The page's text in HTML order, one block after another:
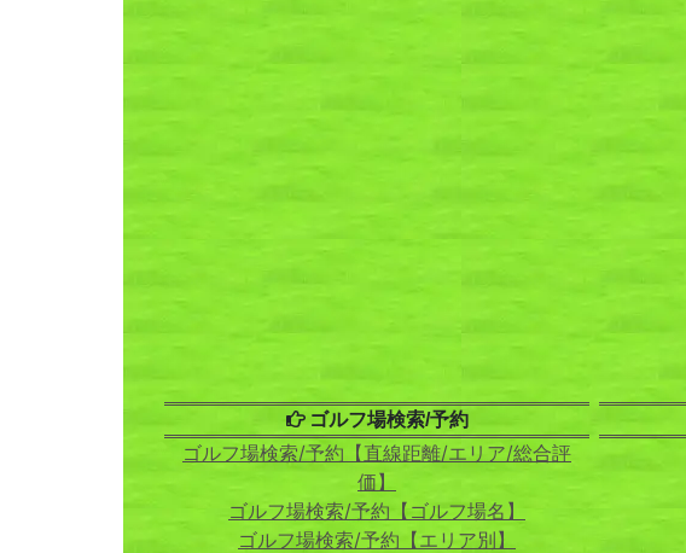
ゴルフ場検索/予約
ゴルフ場検索/予約【直線距離/エリア/総合評
価】
ゴルフ場検索/予約【ゴルフ場名】
ゴルフ場検索/予約【エリア別】